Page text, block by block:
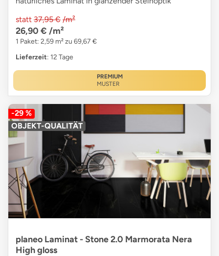
statt 37,95 € /m²
26,90 € /m²
1 Paket: 2,59 m² zu 69,67 €
Lieferzeit: 12 Tage
PREMIUM
MUSTER
-29 %
OBJEKT-QUALITÄT
planeo Laminat - Stone 2.0 Marmorata Nera
High gloss